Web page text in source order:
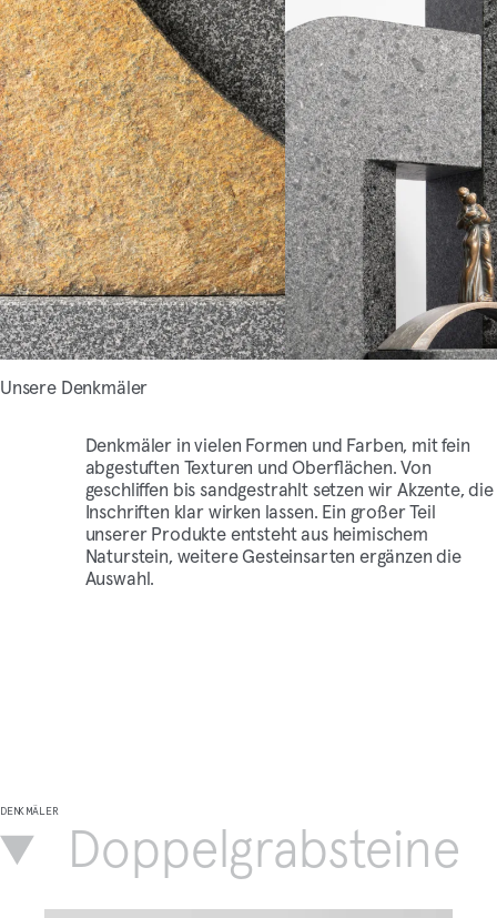
Unsere Denkmäler
Denkmäler in vielen Formen und Farben, mit fein
abgestuften Texturen und Oberflächen. Von
geschliffen bis sandgestrahlt setzen wir Akzente, die
Inschriften klar wirken lassen. Ein großer Teil
unserer Produkte entsteht aus heimischem
Naturstein, weitere Gesteinsarten ergänzen die
Auswahl.
DENKMÄLER
Doppelgrabsteine